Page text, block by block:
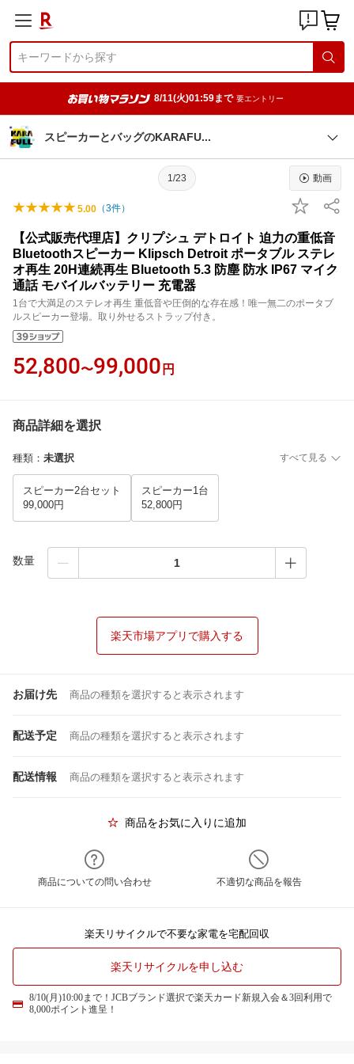
8/11(火)01:59まで 要エントリー
スピーカーとバッグのKARAFU
1/23 動画
5.00 （3件）
【公式販売代理店】クリプシュ デトロイト 迫力の重低音
Bluetoothスピーカー Klipsch Detroit ポータブル ステレ
オ再生 20H連続再生 Bluetooth 5.3 防塵 防水 IP67 マイク
通話 モバイルバッテリー 充電器
1台で大満足のステレオ再生 重低音や圧倒的な存在感！唯一無二のポータブ
ルスピーカー登場。取り外せるストラップ付き。
52,800〜99,000 円
商品詳細を選択
種類 ： 未選択 すべて見る
スピーカー2台セット
99,000円
スピーカー1台
52,800円
数量
楽天市場アプリで購入する
お届け先 商品の種類を選択すると表示されます
配送予定 商品の種類を選択すると表示されます
配送情報 商品の種類を選択すると表示されます
商品をお気に入りに追加
商品についての問い合わせ 不適切な商品を報告
楽天リサイクルで不要な家電を宅配回収
楽天リサイクルを申し込む
8/10(月)10:00まで！JCBブランド選択で楽天カード新規入会＆3回利用で
8,000ポイント進呈！